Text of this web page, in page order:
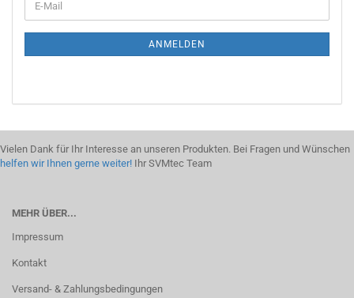
ANMELDEN
Vielen Dank für Ihr Interesse an unseren Produkten. Bei Fragen und Wünschen
helfen wir Ihnen gerne weiter! Ihr SVMtec Team
MEHR ÜBER...
Impressum
Kontakt
Versand- & Zahlungsbedingungen